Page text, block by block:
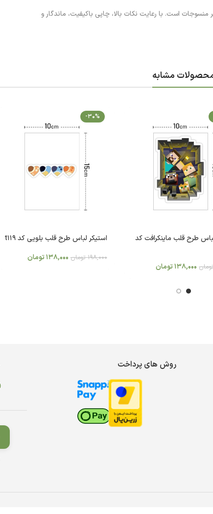
است. با رعایت نکات بالا، چاپی باکیفیت، ماندگار و
مشابه
طرح قلب ماینکرافت کد
138,000تومان
-30%
استیکر لباس طرح قلب بلویی کد t119
198,000 تومان 138,000تومان
روش های پرداخت